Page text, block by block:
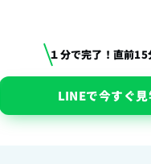
１分で完了！直前
LINEで今すぐ見